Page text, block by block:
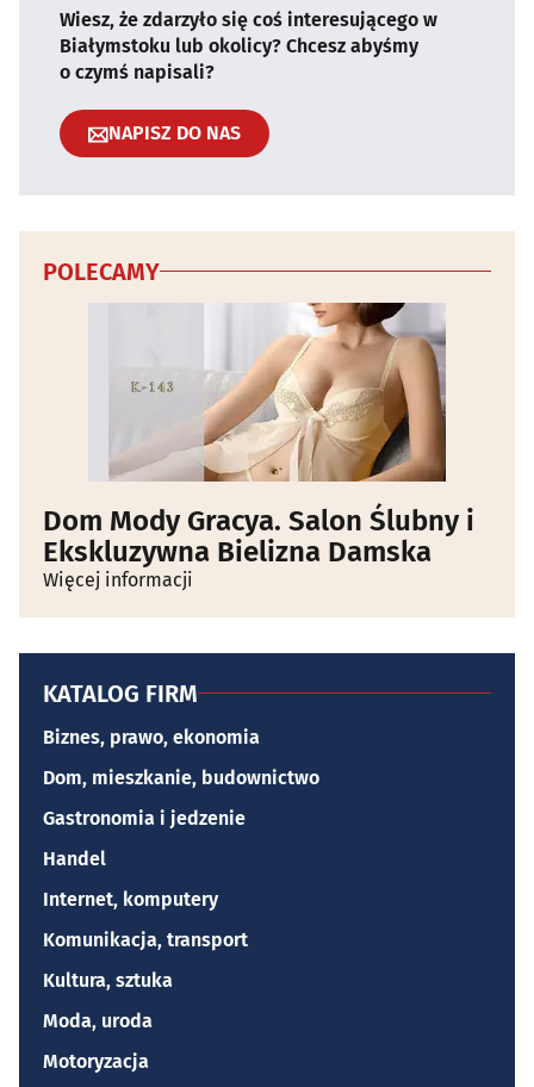
Wiesz, że zdarzyło się coś interesującego w
Białymstoku lub okolicy? Chcesz abyśmy
o czymś napisali?
NAPISZ DO NAS
POLECAMY
Dom Mody Gracya. Salon Ślubny i
Ekskluzywna Bielizna Damska
Więcej informacji
KATALOG FIRM
Biznes, prawo, ekonomia
Dom, mieszkanie, budownictwo
Gastronomia i jedzenie
Handel
Internet, komputery
Komunikacja, transport
Kultura, sztuka
Moda, uroda
Motoryzacja